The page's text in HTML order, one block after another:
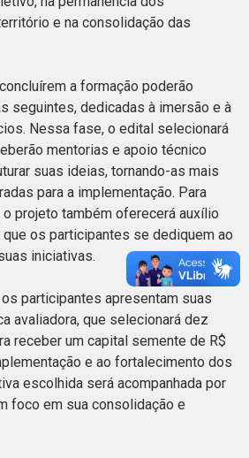
e na consolidação das
a formação poderão
seguintes, dedicadas à imersão e à
Nessa fase, o edital selecionará
mentorias e apoio técnico
suas ideias, tornando-as mais
para a implementação. Para
projeto também oferecerá auxílio
os participantes se dediquem ao
iniciativas.
participantes apresentam suas
avaliadora, que selecionará dez
receber um capital semente de R$
e ao fortalecimento dos
escolhida será acompanhada por
foco em sua consolidação e